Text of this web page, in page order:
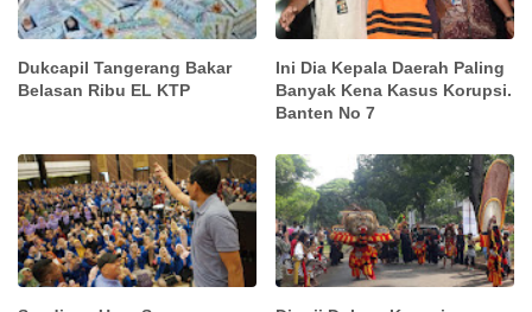
Dukcapil Tangerang Bakar
Belasan Ribu EL KTP
Ini Dia Kepala Daerah Paling
Banyak Kena Kasus Korupsi.
Banten No 7